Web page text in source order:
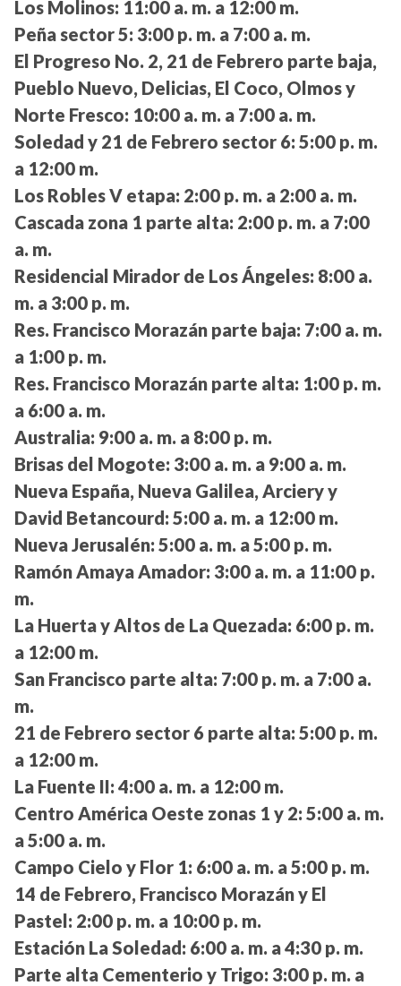
Los Molinos: 11:00 a. m. a 12:00 m.
Peña sector 5: 3:00 p. m. a 7:00 a. m.
El Progreso No. 2, 21 de Febrero parte baja,
Pueblo Nuevo, Delicias, El Coco, Olmos y
Norte Fresco: 10:00 a. m. a 7:00 a. m.
Soledad y 21 de Febrero sector 6: 5:00 p. m.
a 12:00 m.
Los Robles V etapa: 2:00 p. m. a 2:00 a. m.
Cascada zona 1 parte alta: 2:00 p. m. a 7:00
a. m.
Residencial Mirador de Los Ángeles: 8:00 a.
m. a 3:00 p. m.
Res. Francisco Morazán parte baja: 7:00 a. m.
a 1:00 p. m.
Res. Francisco Morazán parte alta: 1:00 p. m.
a 6:00 a. m.
Australia: 9:00 a. m. a 8:00 p. m.
Brisas del Mogote: 3:00 a. m. a 9:00 a. m.
Nueva España, Nueva Galilea, Arciery y
David Betancourd: 5:00 a. m. a 12:00 m.
Nueva Jerusalén: 5:00 a. m. a 5:00 p. m.
Ramón Amaya Amador: 3:00 a. m. a 11:00 p.
m.
La Huerta y Altos de La Quezada: 6:00 p. m.
a 12:00 m.
San Francisco parte alta: 7:00 p. m. a 7:00 a.
m.
21 de Febrero sector 6 parte alta: 5:00 p. m.
a 12:00 m.
La Fuente II: 4:00 a. m. a 12:00 m.
Centro América Oeste zonas 1 y 2: 5:00 a. m.
a 5:00 a. m.
Campo Cielo y Flor 1: 6:00 a. m. a 5:00 p. m.
14 de Febrero, Francisco Morazán y El
Pastel: 2:00 p. m. a 10:00 p. m.
Estación La Soledad: 6:00 a. m. a 4:30 p. m.
Parte alta Cementerio y Trigo: 3:00 p. m. a